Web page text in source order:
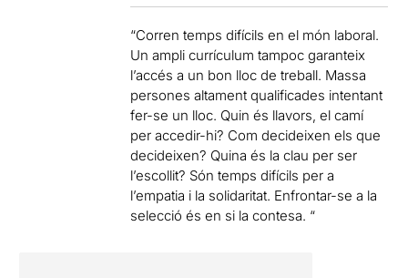
“Corren temps difícils en el món laboral.
Un ampli currículum tampoc garanteix
l’accés a un bon lloc de treball. Massa
persones altament qualificades intentant
fer-se un lloc. Quin és llavors, el camí
per accedir-hi? Com decideixen els que
decideixen? Quina és la clau per ser
l’escollit? Són temps difícils per a
l’empatia i la solidaritat. Enfrontar-se a la
selecció és en si la contesa. “